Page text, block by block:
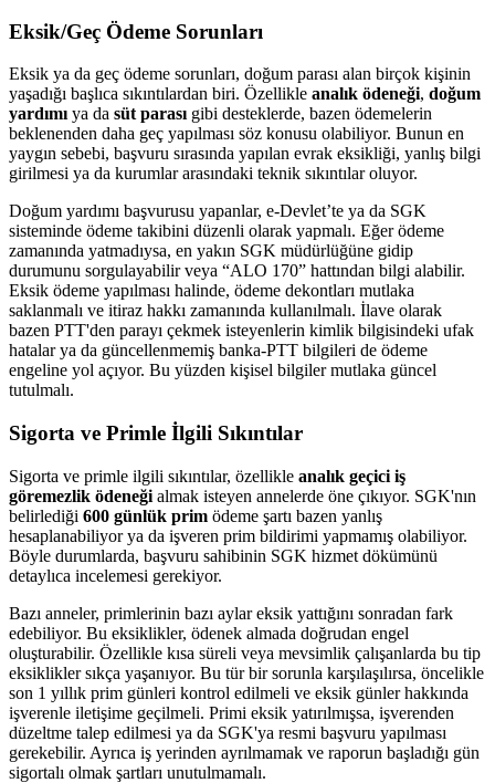
Eksik/Geç Ödeme Sorunları
Eksik ya da geç ödeme sorunları, doğum parası alan birçok kişinin
yaşadığı başlıca sıkıntılardan biri. Özellikle analık ödeneği, doğum
yardımı ya da süt parası gibi desteklerde, bazen ödemelerin
beklenenden daha geç yapılması söz konusu olabiliyor. Bunun en
yaygın sebebi, başvuru sırasında yapılan evrak eksikliği, yanlış bilgi
girilmesi ya da kurumlar arasındaki teknik sıkıntılar oluyor.
Doğum yardımı başvurusu yapanlar, e-Devlet’te ya da SGK
sisteminde ödeme takibini düzenli olarak yapmalı. Eğer ödeme
zamanında yatmadıysa, en yakın SGK müdürlüğüne gidip
durumunu sorgulayabilir veya “ALO 170” hattından bilgi alabilir.
Eksik ödeme yapılması halinde, ödeme dekontları mutlaka
saklanmalı ve itiraz hakkı zamanında kullanılmalı. İlave olarak
bazen PTT'den parayı çekmek isteyenlerin kimlik bilgisindeki ufak
hatalar ya da güncellenmemiş banka-PTT bilgileri de ödeme
engeline yol açıyor. Bu yüzden kişisel bilgiler mutlaka güncel
tutulmalı.
Sigorta ve Primle İlgili Sıkıntılar
Sigorta ve primle ilgili sıkıntılar, özellikle analık geçici iş
göremezlik ödeneği almak isteyen annelerde öne çıkıyor. SGK'nın
belirlediği 600 günlük prim ödeme şartı bazen yanlış
hesaplanabiliyor ya da işveren prim bildirimi yapmamış olabiliyor.
Böyle durumlarda, başvuru sahibinin SGK hizmet dökümünü
detaylıca incelemesi gerekiyor.
Bazı anneler, primlerinin bazı aylar eksik yattığını sonradan fark
edebiliyor. Bu eksiklikler, ödenek almada doğrudan engel
oluşturabilir. Özellikle kısa süreli veya mevsimlik çalışanlarda bu tip
eksiklikler sıkça yaşanıyor. Bu tür bir sorunla karşılaşılırsa, öncelikle
son 1 yıllık prim günleri kontrol edilmeli ve eksik günler hakkında
işverenle iletişime geçilmeli. Primi eksik yatırılmışsa, işverenden
düzeltme talep edilmesi ya da SGK'ya resmi başvuru yapılması
gerekebilir. Ayrıca iş yerinden ayrılmamak ve raporun başladığı gün
sigortalı olmak şartları unutulmamalı.